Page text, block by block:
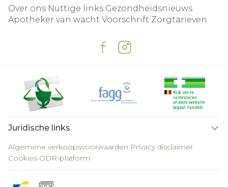
Over ons Nuttige links Gezondheidsnieuws
Apotheker van wacht Voorschrift Zorgtarieven
Juridische links
Algemene verkoopsvoorwaarden Privacy disclaimer
Cookies ODR-platform